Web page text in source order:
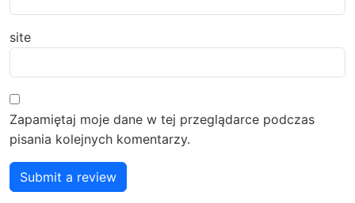
site
Zapamiętaj moje dane w tej przeglądarce podczas
pisania kolejnych komentarzy.
Submit a review